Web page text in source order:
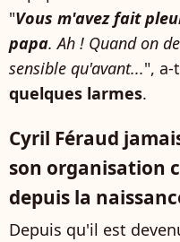
"Vous m'avez fait
papa. Ah ! Quand on
sensible qu'avant...", a-
quelques larmes.
Cyril Féraud
son organisation
depuis la
Depuis qu'il est